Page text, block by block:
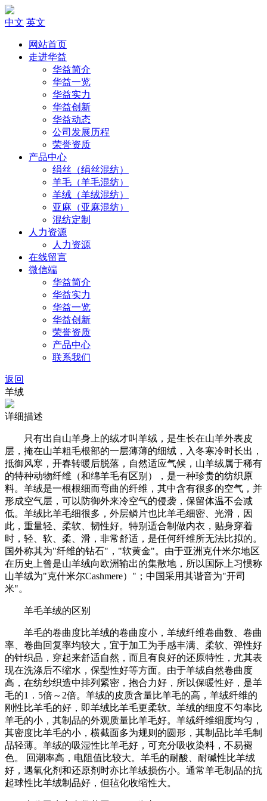
中文 英文
网站首页
走进华益
华益简介
华益一览
华益实力
华益创新
华益动态
公司发展历程
荣誉资质
产品中心
绢丝（绢丝混纺）
羊毛（羊毛混纺）
羊绒（羊绒混纺）
亚麻（亚麻混纺）
混纺定制
人力资源
人力资源
在线留言
微信端
华益简介
华益实力
华益一览
华益创新
荣誉资质
产品中心
联系我们
返回
羊绒
详细描述
只有出自山羊身上的绒才叫羊绒，是生长在山羊外表皮
层，掩在山羊粗毛根部的一层薄薄的细绒，入冬寒冷时长出，
抵御风寒，开春转暖后脱落，自然适应气候，山羊绒属于稀有
的特种动物纤维（和绵羊毛有区别），是一种珍贵的纺织原
料。羊绒是一根根细而弯曲的纤维，其中含有很多的空气，并
形成空气层，可以防御外来冷空气的侵袭，保留体温不会减
低。羊绒比羊毛细很多，外层鳞片也比羊毛细密、光滑，因
此，重量轻、柔软、韧性好。特别适合制做内衣，贴身穿着
时，轻、软、柔、滑，非常舒适，是任何纤维所无法比拟的。
国外称其为"纤维的钻石"，"软黄金"。由于亚洲克什米尔地区
在历史上曾是山羊绒向欧洲输出的集散地，所以国际上习惯称
山羊绒为"克什米尔Cashmere）"；中国采用其谐音为"开司
米"。
羊毛羊绒的区别
羊毛的卷曲度比羊绒的卷曲度小，羊绒纤维卷曲数、卷曲
率、卷曲回复率均较大，宜于加工为手感丰满、柔软、弹性好
的针织品，穿起来舒适自然，而且有良好的还原特性，尤其表
现在洗涤后不缩水，保型性好等方面。由于羊绒自然卷曲度
高，在纺纱织造中排列紧密，抱合力好，所以保暖性好，是羊
毛的1．5倍～2倍。羊绒的皮质含量比羊毛的高，羊绒纤维的
刚性比羊毛的好，即羊绒比羊毛更柔软。羊绒的细度不匀率比
羊毛的小，其制品的外观质量比羊毛好。羊绒纤维细度均匀，
其密度比羊毛的小，横截面多为规则的圆形，其制品比羊毛制
品轻薄。羊绒的吸湿性比羊毛好，可充分吸收染料，不易褪
色。 回潮率高，电阻值比较大。羊毛的耐酸、耐碱性比羊绒
好，遇氧化剂和还原剂时亦比羊绒损伤小。通常羊毛制品的抗
起球性比羊绒制品好，但毡化收缩性大。